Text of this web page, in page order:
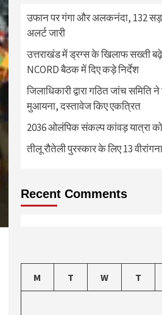
उफान पर गंगा और अलकनंदा, 132
अलर्ट जारी
उत्तराखंड में ड्रग्स के खिलाफ सख्ती
NCORD बैठक में दिए कड़े निर्देश
जिलाधिकारी द्वारा गठित जांच समिति
मुआयना, दस्तावेज किए एकत्रित
2036 ओलंपिक संकल्प कांवड़ यात्रा को
तीलू रौतेली पुरस्कार के लिए 13
Recent Comments
M T W T